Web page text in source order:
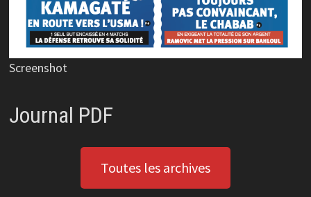
Screenshot
Journal PDF
Toutes les archives